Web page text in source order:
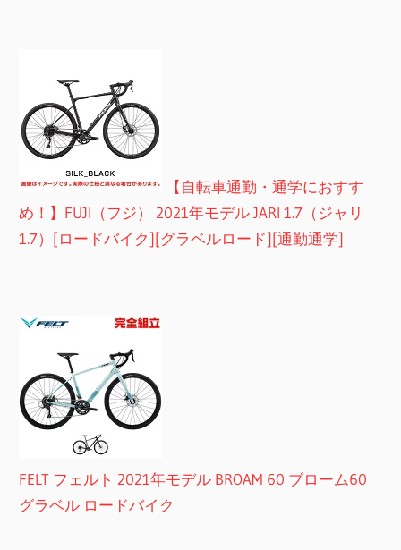
【自転車通勤・通学におすす
め！】FUJI（フジ） 2021年モデル JARI 1.7（ジャリ
1.7）[ロードバイク][グラベルロード][通勤通学]
FELT フェルト 2021年モデル BROAM 60 ブローム60
グラベル ロードバイク